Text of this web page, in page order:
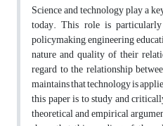
Science and technology play a
today. This role is
policymaking, engineering
nature and quality of their
regard to the relationship
maintains that technology is
this paper is to study and
theoretical and empirical